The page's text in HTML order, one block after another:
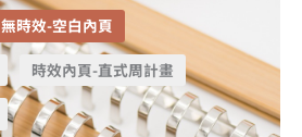
無時效-空白內頁
時效內頁-直式周計畫